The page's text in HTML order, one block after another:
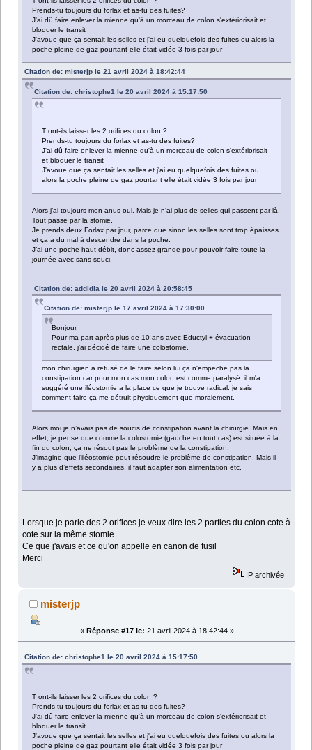
Prends-tu toujours du forlax et as-tu des fuites?
J'ai dû faire enlever la mienne qu'à un morceau de colon s'extériorisait et
bloquer le transit
J'avoue que ça sentait les selles et j'ai eu quelquefois des fuites ou alors la
poche pleine de gaz pourtant elle était vidée 3 fois par jour
Citation de: misterjp le 21 avril 2024 à 18:42:44
Citation de: christophe1 le 20 avril 2024 à 15:17:50
T ont-ils laisser les 2 orifices du colon ?
Prends-tu toujours du forlax et as-tu des fuites?
J'ai dû faire enlever la mienne qu'à un morceau de colon s'extériorisait
et bloquer le transit
J'avoue que ça sentait les selles et j'ai eu quelquefois des fuites ou
alors la poche pleine de gaz pourtant elle était vidée 3 fois par jour
Alors j’ai toujours mon anus oui. Mais je n’ai plus de selles qui passent par là.
Tout passe par la stomie.
Je prends deux Forlax par jour, parce que sinon les selles sont trop épaisses
et ça a du mal à descendre dans la poche.
J’ai une poche haut débit, donc assez grande pour pouvoir faire toute la
journée avec sans souci.
Citation de: addidia le 20 avril 2024 à 20:58:45
Citation de: misterjp le 17 avril 2024 à 17:30:00
Bonjour,
Pour ma part après plus de 10 ans avec Eductyl + évacuation
rectale, j’ai décidé de faire une colostomie.
mon chirurgien a refusé de le faire selon lui ça n'empeche pas la
constipation car pour mon cas mon colon est comme paralysé. il m'a
suggéré une iléostomie a la place ce que je trouve radical. je sais
comment faire ça me détruit physiquement que moralement.
Alors moi je n’avais pas de soucis de constipation avant la chirurgie. Mais en
effet, je pense que comme la colostomie (gauche en tout cas) est située à la
fin du colon, ça ne résout pas le problème de la constipation.
J’imagine que l’iléostomie peut résoudre le problème de constipation. Mais il
y a plus d’effets secondaires, il faut adapter son alimentation etc.
Lorsque je parle des 2 orifices je veux dire les 2 parties du colon cote à
cote sur la même stomie
Ce que j'avais et ce qu'on appelle en canon de fusil
Merci
IP archivée
misterjp
« Réponse #17 le: 21 avril 2024 à 18:42:44 »
Citation de: christophe1 le 20 avril 2024 à 15:17:50
T ont-ils laisser les 2 orifices du colon ?
Prends-tu toujours du forlax et as-tu des fuites?
J'ai dû faire enlever la mienne qu'à un morceau de colon s'extériorisait et
bloquer le transit
J'avoue que ça sentait les selles et j'ai eu quelquefois des fuites ou alors la
poche pleine de gaz pourtant elle était vidée 3 fois par jour